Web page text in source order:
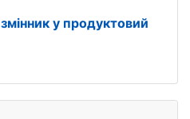
у продуктовий